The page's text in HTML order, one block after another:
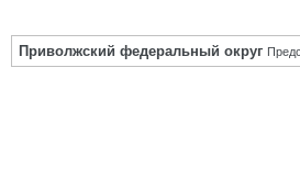
Приволжский федеральный округ